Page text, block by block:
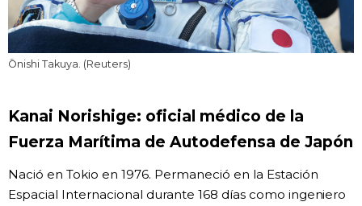
Ōnishi Takuya. (Reuters)
Kanai Norishige: oficial médico de la
Fuerza Marítima de Autodefensa de Japón
Nació en Tokio en 1976. Permaneció en la Estación
Espacial Internacional durante 168 días como ingeniero